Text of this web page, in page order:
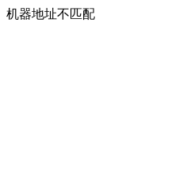
机器地址不匹配